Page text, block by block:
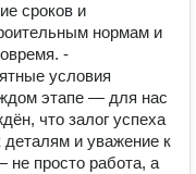
сроков и
нормам и
-
условия
этапе — для нас
что залог успеха
деталям и уважение к
не просто работа, а